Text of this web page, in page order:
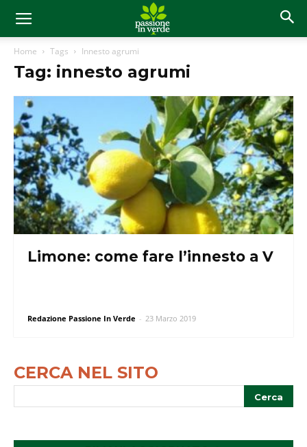
Home Tags Innesto agrumi
Tag: innesto agrumi
Limone: come fare l’innesto a V
Redazione Passione In Verde - 23 Marzo 2019
CERCA NEL SITO